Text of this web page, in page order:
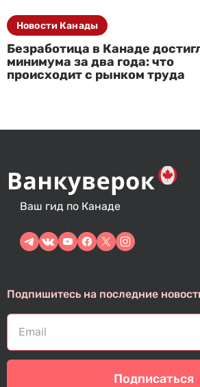
Безработица в Канаде
минимума за два года: что
происходит с рынком труда
Новости Канады
Ваш гид по Канаде
Подпишитесь на последние
Подписаться